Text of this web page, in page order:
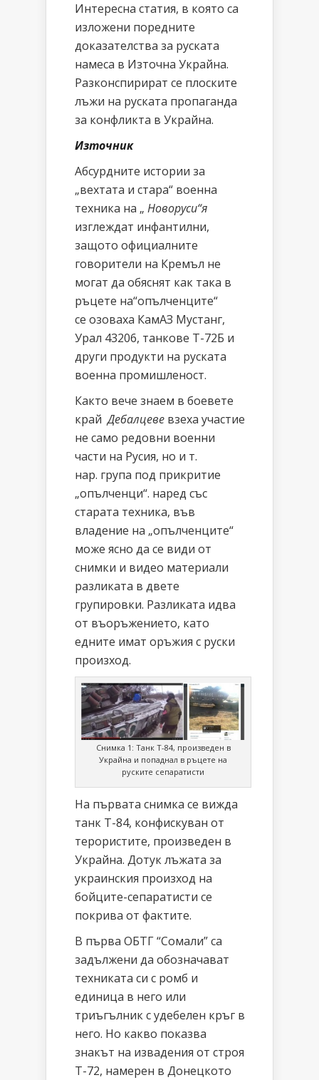
Интересна статия, в която са
изложени поредните
доказателства за руската
намеса в Източна Украйна.
Разконспирират се плоските
лъжи на руската пропаганда
за конфликта в Украйна.
Източник
Абсурдните истории за
„вехтата и стара“ военна
техника на „ Новоруси“я
изглеждат инфантилни,
защото официалните
говорители на Кремъл не
могат да обяснят как така в
ръцете на“опълченците“
се озоваха КамАЗ Мустанг,
Урал 43206, танкове Т-72Б и
други продукти на руската
военна промишленост.
Както вече знаем в боевете
крайДебалцеве взеха участие
не само редовни военни
части на Русия, но и т.
нар. група под прикритие
„опълченци“. наред със
старата техника, във
владение на „опълченците“
може ясно да се види от
снимки и видео материали
разликата в двете
групировки. Разликата идва
от въоръжението, като
едните имат оръжия с руски
произход.
Снимка 1: Танк Т-84, произведен в
Украйна и попаднал в ръцете на
руските сепаратисти
На първата снимка се вижда
танк Т-84, конфискуван от
терористите, произведен в
Украйна. Дотук лъжата за
украинския произход на
бойците-сепаратисти се
покрива от фактите.
В първа ОБТГ “Сомали” са
задължени да обозначават
техниката си с ромб и
единица в него или
триъгълник с удебелен кръг в
него. Но какво показва
знакът на извадения от строя
Т-72, намерен в Донецкото